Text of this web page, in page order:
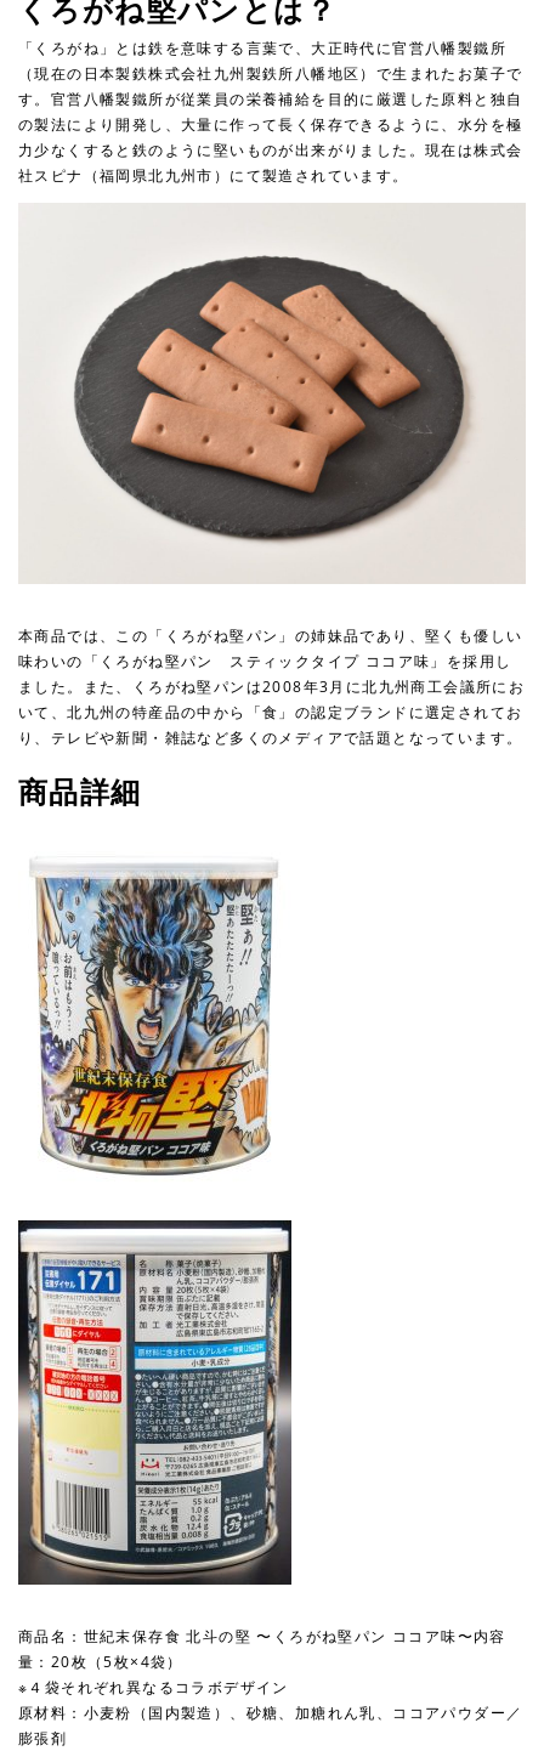
くろがね堅パンとは？
「くろがね」とは鉄を意味する⾔葉で、⼤正時代に官営⼋幡製鐵所
（現在の⽇本製鉄株式会社九州製鉄所⼋幡地区）で⽣まれたお菓⼦で
す。官営⼋幡製鐵所が従業員の栄養補給を⽬的に厳選した原料と独⾃
の製法により開発し、⼤量に作って⻑く保存できるように、⽔分を極
⼒少なくすると鉄のように堅いものが出来がりました。現在は株式会
社スピナ（福岡県北九州市）にて製造されています。
本商品では、この「くろがね堅パン」の姉妹品であり、堅くも優しい
味わいの「くろがね堅パン スティックタイプ ココア味」を採⽤し
ました。 また、くろがね堅パンは2008年3⽉に北九州商⼯会議所にお
いて、北九州の特産品の中から「⾷」の認定ブランドに選定されてお
り、テレビや新聞・雑誌など多くのメディアで話題となっています。
商品詳細
商品名：世紀末保存⾷ 北⽃の堅 〜くろがね堅パン ココア味〜内容
量：20枚（5枚×4袋）
※４袋それぞれ異なるコラボデザイン
原材料：⼩⻨粉（国内製造）、砂糖、加糖れん乳、ココアパウダー／
膨張剤